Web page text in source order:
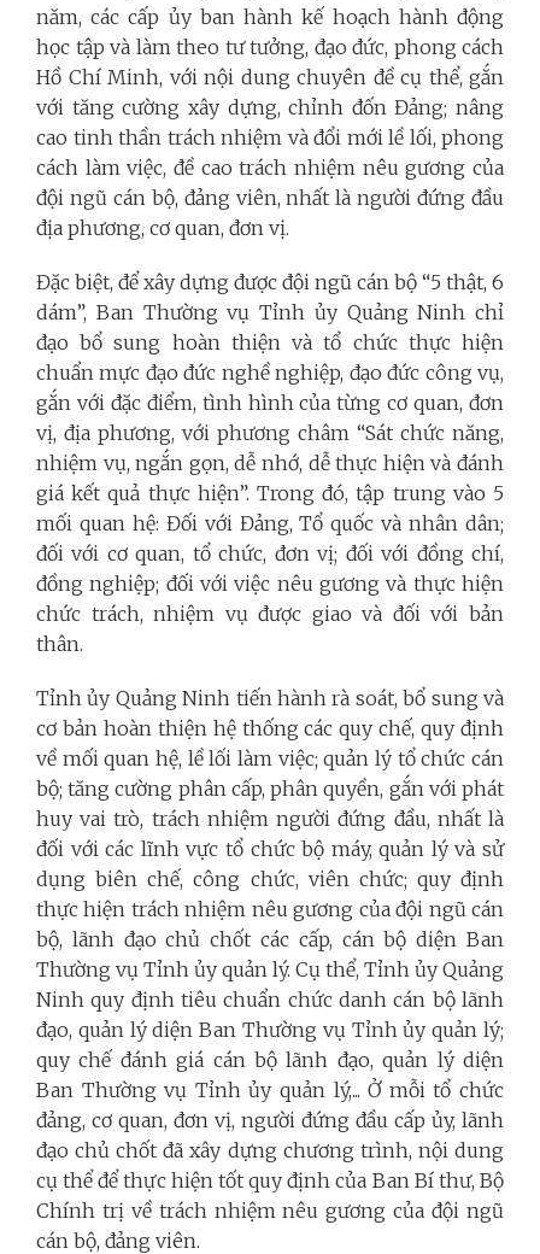
năm, các cấp ủy ban hành kế hoạch hành động
học tập và làm theo tư tưởng, đạo đức, phong cách
Hồ Chí Minh, với nội dung chuyên đề cụ thể, gắn
với tăng cường xây dựng, chỉnh đốn Đảng; nâng
cao tinh thần trách nhiệm và đổi mới lề lối, phong
cách làm việc, đề cao trách nhiệm nêu gương của
đội ngũ cán bộ, đảng viên, nhất là người đứng đầu
địa phương, cơ quan, đơn vị.
Đặc biệt, để xây dựng được đội ngũ cán bộ “5 thật, 6
dám”, Ban Thường vụ Tỉnh ủy Quảng Ninh chỉ
đạo bổ sung hoàn thiện và tổ chức thực hiện
chuẩn mực đạo đức nghề nghiệp, đạo đức công vụ,
gắn với đặc điểm, tình hình của từng cơ quan, đơn
vị, địa phương, với phương châm “Sát chức năng,
nhiệm vụ, ngắn gọn, dễ nhớ, dễ thực hiện và đánh
giá kết quả thực hiện”. Trong đó, tập trung vào 5
mối quan hệ: Đối với Đảng, Tổ quốc và nhân dân;
đối với cơ quan, tổ chức, đơn vị; đối với đồng chí,
đồng nghiệp; đối với việc nêu gương và thực hiện
chức trách, nhiệm vụ được giao và đối với bản
thân.
Tỉnh ủy Quảng Ninh tiến hành rà soát, bổ sung và
cơ bản hoàn thiện hệ thống các quy chế, quy định
về mối quan hệ, lề lối làm việc; quản lý tổ chức cán
bộ; tăng cường phân cấp, phân quyền, gắn với phát
huy vai trò, trách nhiệm người đứng đầu, nhất là
đối với các lĩnh vực tổ chức bộ máy, quản lý và sử
dụng biên chế, công chức, viên chức; quy định
thực hiện trách nhiệm nêu gương của đội ngũ cán
bộ, lãnh đạo chủ chốt các cấp, cán bộ diện Ban
Thường vụ Tỉnh ủy quản lý. Cụ thể, Tỉnh ủy Quảng
Ninh quy định tiêu chuẩn chức danh cán bộ lãnh
đạo, quản lý diện Ban Thường vụ Tỉnh ủy quản lý;
quy chế đánh giá cán bộ lãnh đạo, quản lý diện
Ban Thường vụ Tỉnh ủy quản lý,... Ở mỗi tổ chức
đảng, cơ quan, đơn vị, người đứng đầu cấp ủy, lãnh
đạo chủ chốt đã xây dựng chương trình, nội dung
cụ thể để thực hiện tốt quy định của Ban Bí thư, Bộ
Chính trị về trách nhiệm nêu gương của đội ngũ
cán bộ, đảng viên.